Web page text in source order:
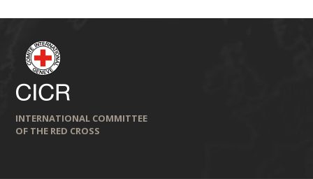
INTERNATIONAL COMMITTEE
OF THE RED CROSS